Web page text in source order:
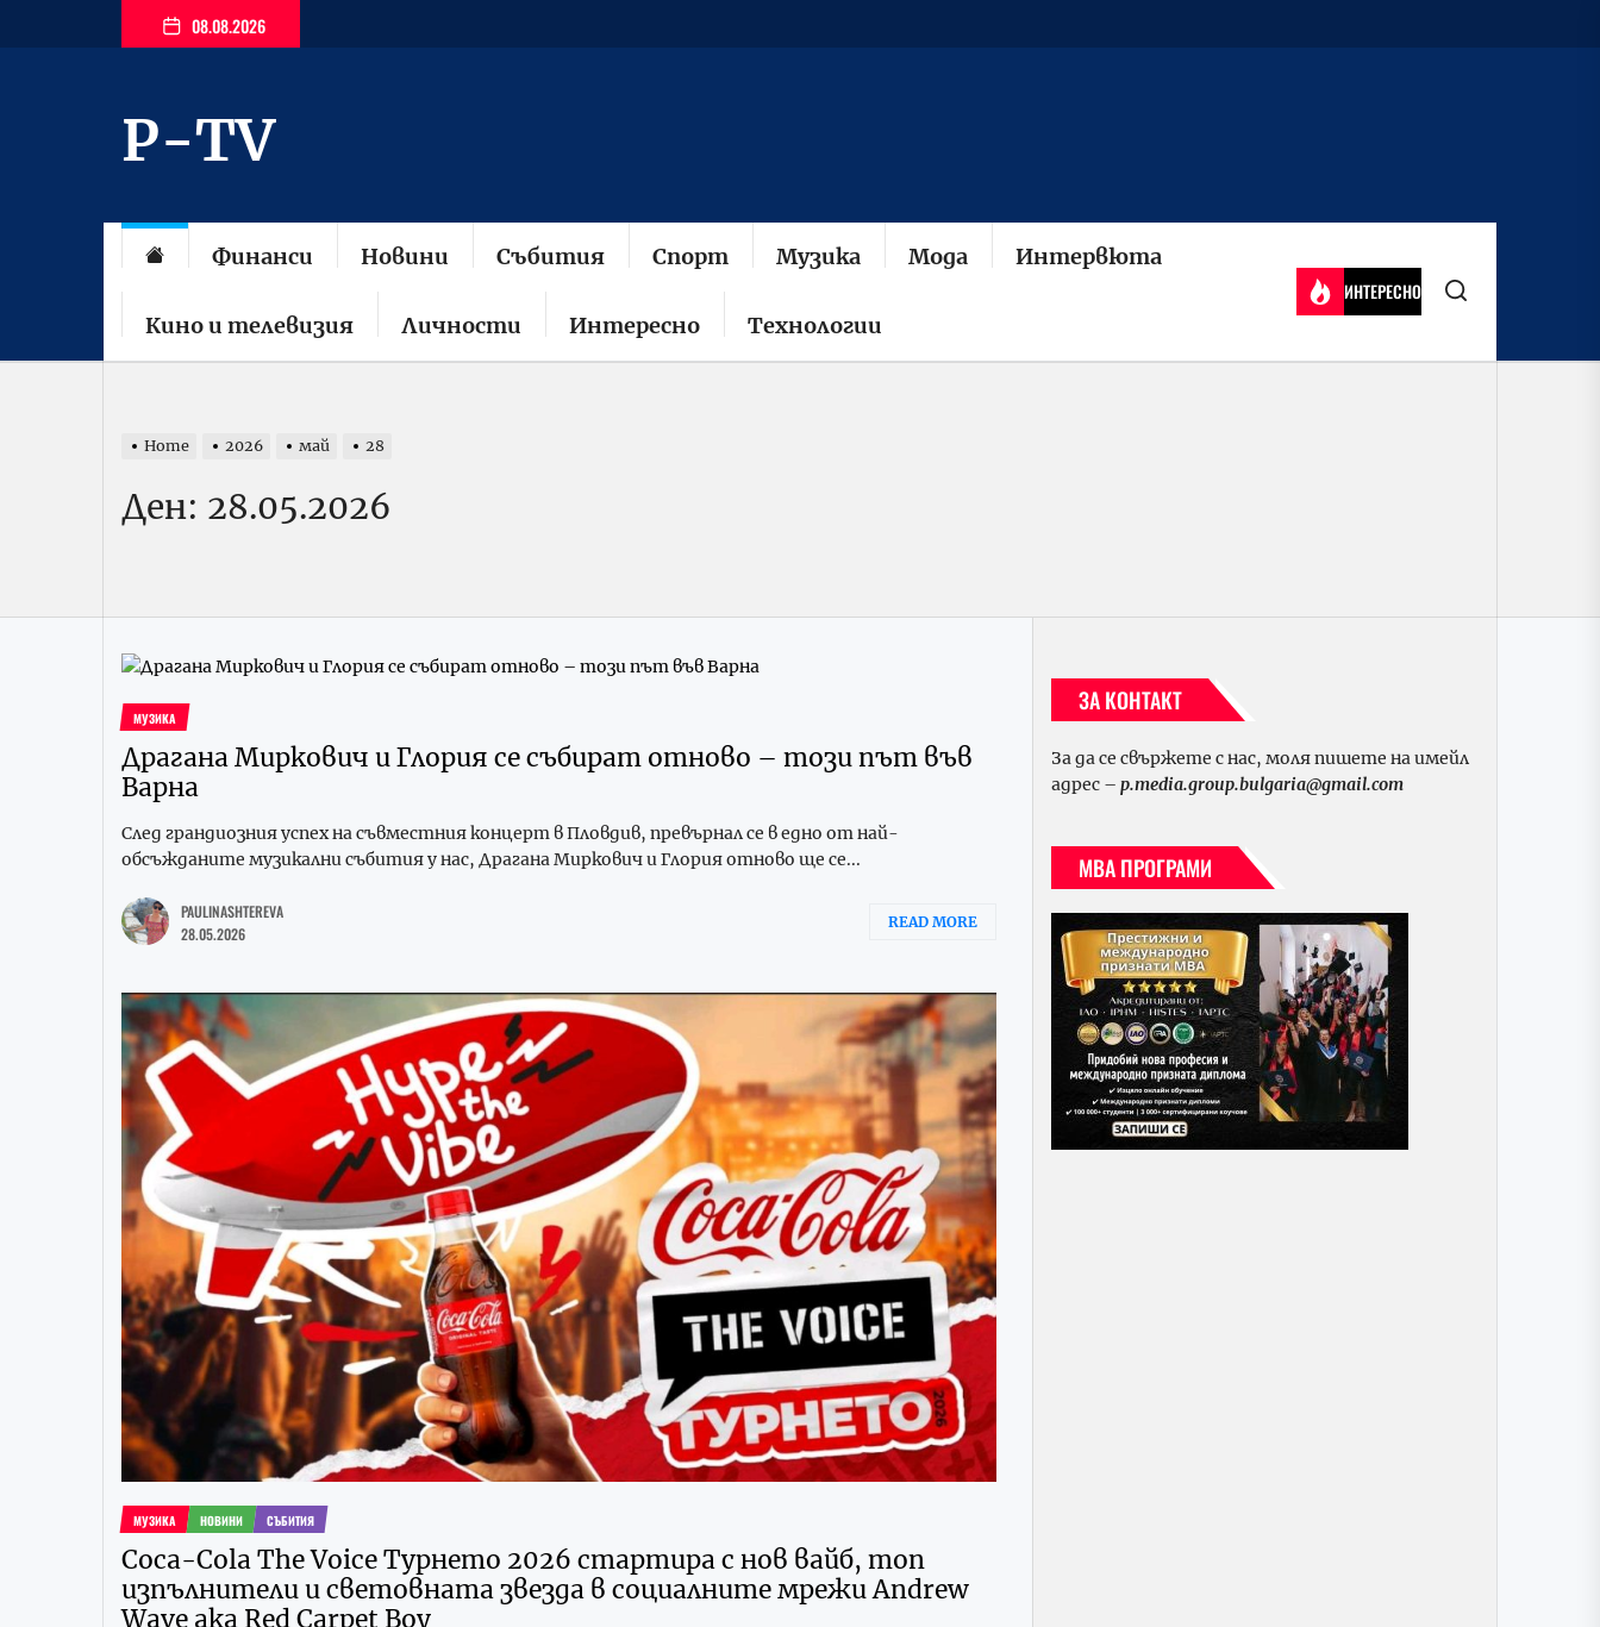
08.08.2026
P-TV
Финанси Новини Събития Спорт Музика Мода Интервюта
Кино и телевизия Личности Интересно Технологии
ИНТЕРЕСНО
Home 2026 май 28
Ден: 28.05.2026
МУЗИКА
Драгана Миркович и Глория се събират отново – този път във
Варна
След грандиозния успех на съвместния концерт в Пловдив, превърнал се в едно от най-
обсъжданите музикални събития у нас, Драгана Миркович и Глория отново ще се...
PAULINASHTEREVA
28.05.2026
READ MORE
МУЗИКА НОВИНИ СЪБИТИЯ
Coca-Cola The Voice Турнето 2026 стартира с нов вайб, топ
изпълнители и световната звезда в социалните мрежи Andrew
Wave aka Red Carpet Boy
ЗА КОНТАКТ
За да се свържете с нас, моля пишете на имейл
адрес – p.media.group.bulgaria@gmail.com
МВА ПРОГРАМИ